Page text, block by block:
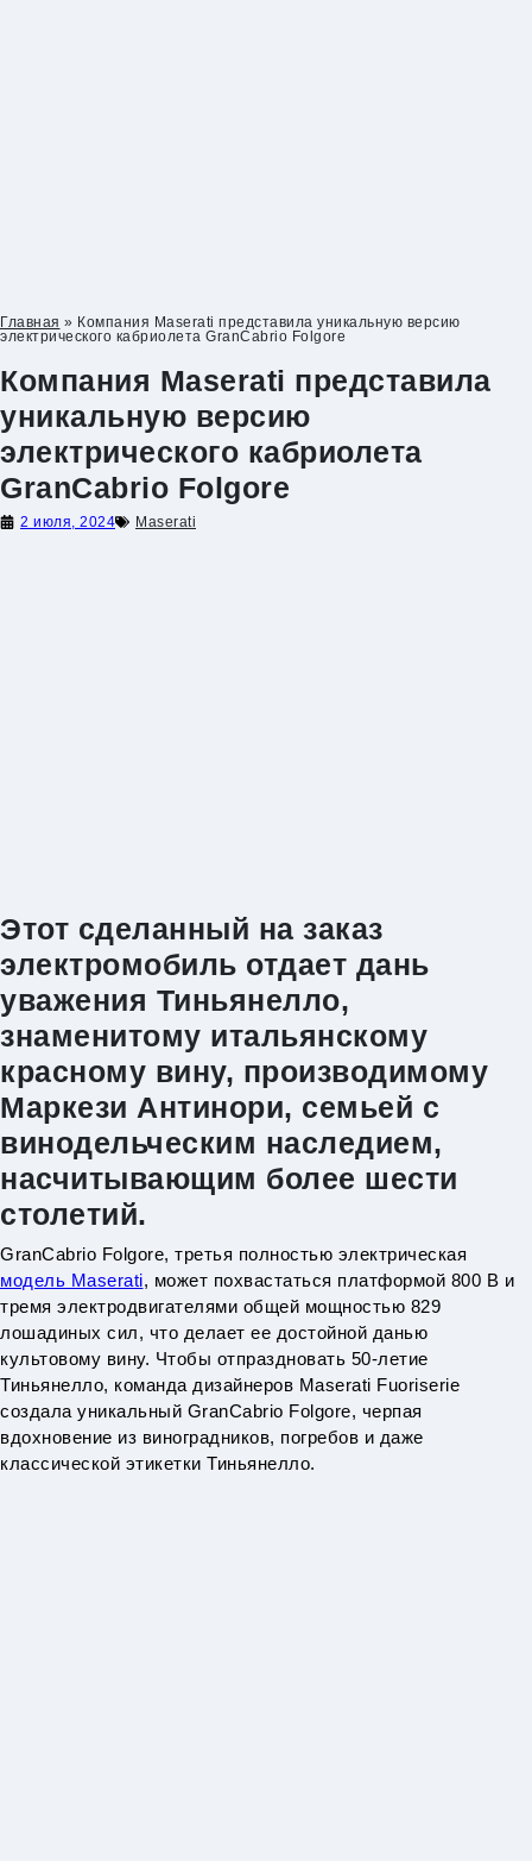
Главная » Компания Maserati представила уникальную версию
электрического кабриолета GranCabrio Folgore
Компания Maserati представила
уникальную версию
электрического кабриолета
GranCabrio Folgore
2 июля, 2024 Maserati
Этот сделанный на заказ
электромобиль отдает дань
уважения Тиньянелло,
знаменитому итальянскому
красному вину, производимому
Маркези Антинори, семьей с
винодельческим наследием,
насчитывающим более шести
столетий.
GranCabrio Folgore, третья полностью электрическая
модель Maserati, может похвастаться платформой 800 В и
тремя электродвигателями общей мощностью 829
лошадиных сил, что делает ее достойной данью
культовому вину. Чтобы отпраздновать 50-летие
Тиньянелло, команда дизайнеров Maserati Fuoriserie
создала уникальный GranCabrio Folgore, черпая
вдохновение из виноградников, погребов и даже
классической этикетки Тиньянелло.